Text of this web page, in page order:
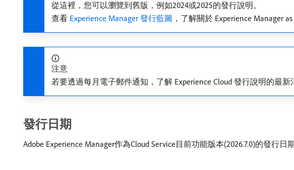
從這裡，您可以瀏覽到舊版，例如2024或2025的發行說明。
查看 Experience Manager 發行藍圖 ，了解關於 Experience Manager
注意
若要透過每月電子郵件通知，了解 Experience Cloud 發行說明的最新
發行日期
Adobe Experience Manager作為Cloud Service目前功能版本(2026.7.0)的發行